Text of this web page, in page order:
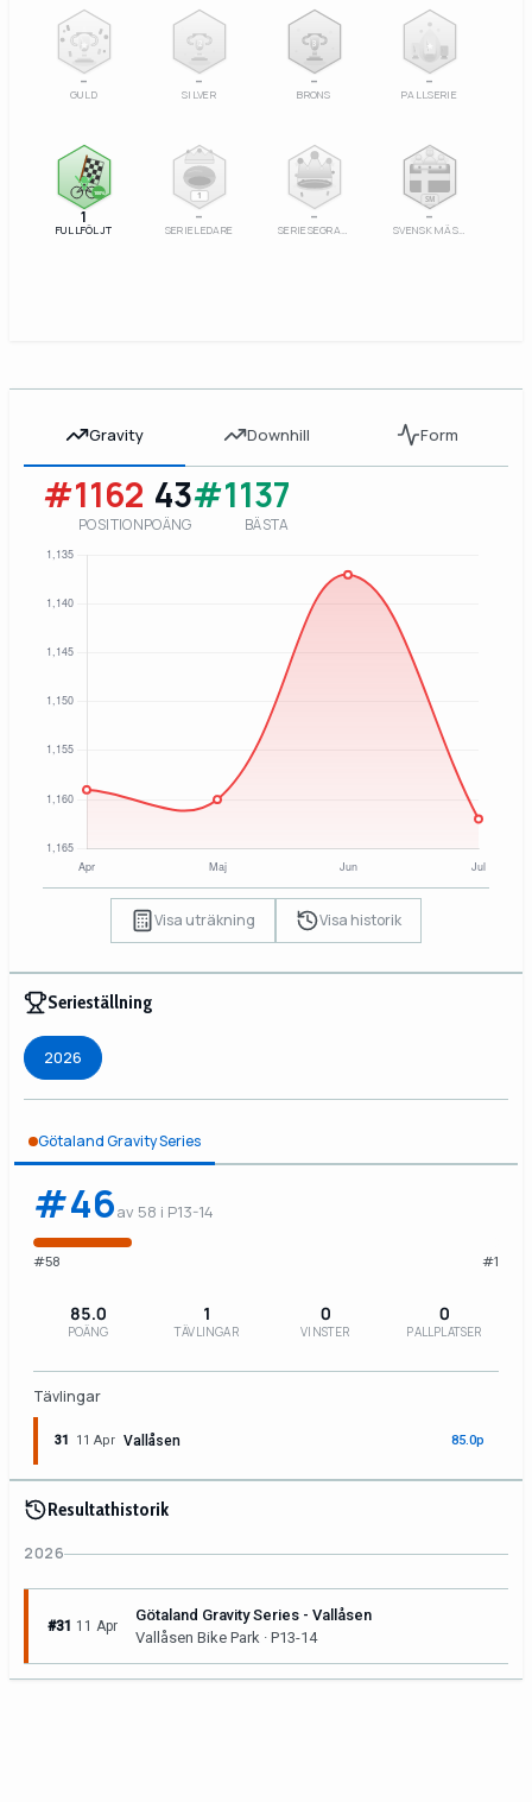
Gravity Downhill Form
#1162
POSITION
43
POÄNG
#1137
BÄSTA
Visa uträkning Visa historik
Serieställning
2026
Götaland Gravity Series
#46av 58 i P13-14
#58 #1
85.0
POÄNG
1
TÄVLINGAR
0
VINSTER
0
PALLPLATSER
Tävlingar
31 11 Apr Vallåsen 85.0p
Resultathistorik
2026
#31 11 Apr
Götaland Gravity Series - Vallåsen
Vallåsen Bike Park · P13-14
–
GULD
–
SILVER
3
–
BRONS
–
PALLSERIE
100%
1
FULLFÖLJT
1
–
SERIELEDARE
–
SERIESEGRARE
SM
–
SVENSK MÄSTARE